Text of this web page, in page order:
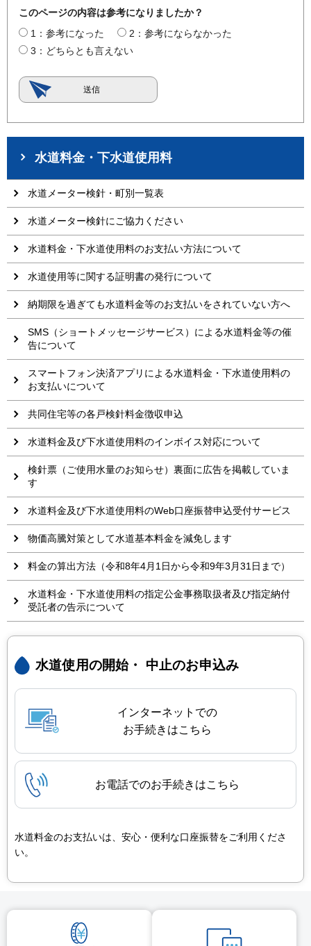
このページの内容は参考になりましたか？
1：参考になった
2：参考にならなかった
3：どちらとも言えない
水道料金・下水道使用料
水道メーター検針・町別一覧表
水道メーター検針にご協力ください
水道料金・下水道使用料のお支払い方法について
水道使用等に関する証明書の発行について
納期限を過ぎても水道料金等のお支払いをされていない方へ
SMS（ショートメッセージサービス）による水道料金等の催
告について
スマートフォン決済アプリによる水道料金・下水道使用料の
お支払いについて
共同住宅等の各戸検針料金徴収申込
水道料金及び下水道使用料のインボイス対応について
検針票（ご使用水量のお知らせ）裏面に広告を掲載していま
す
水道料金及び下水道使用料のWeb口座振替申込受付サービス
物価高騰対策として水道基本料金を減免します
料金の算出方法（令和8年4月1日から令和9年3月31日まで）
水道料金・下水道使用料の指定公金事務取扱者及び指定納付
受託者の告示について
水道使用の開始・ 中止のお申込み
インターネットでの
お手続きはこちら
お電話でのお手続きはこちら
水道料金のお支払いは、安心・便利な口座振替をご利用くださ
い。